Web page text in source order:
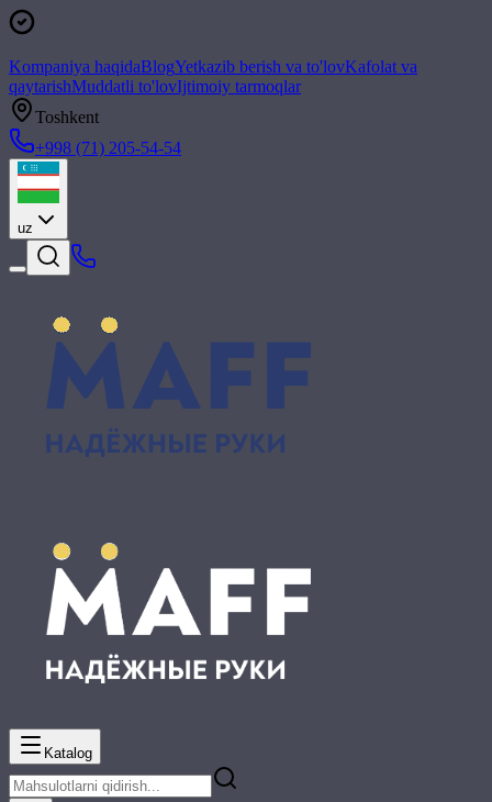
Kompaniya haqidaBlogYetkazib berish va to'lovKafolat va
qaytarishMuddatli to'lovIjtimoiy tarmoqlar
Toshkent
+998 (71) 205-54-54
uz
Katalog